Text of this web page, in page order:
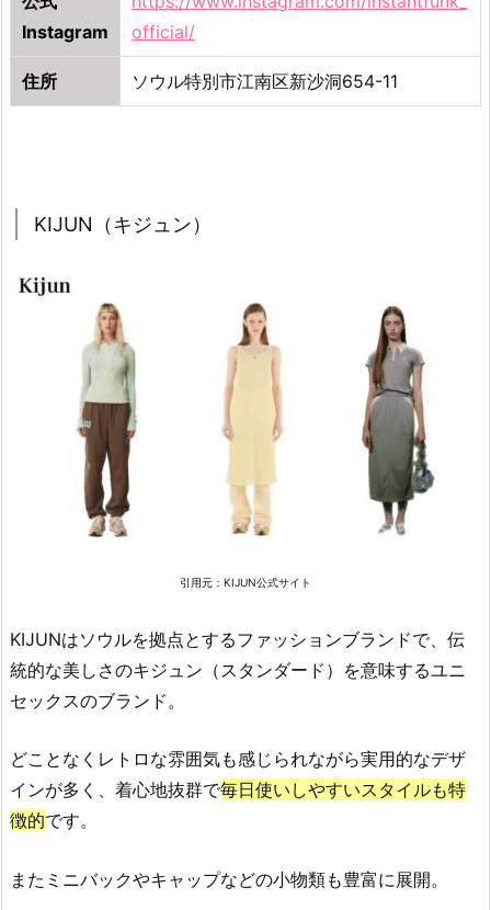
て
フ
ッ
楽
も
Instagram
official/
住所 ソウル特別市江南区新沙洞654-11
KIJUN（キジュン）
引用元：KIJUN公式サイト
KIJUNはソウルを拠点とするファッションブランドで、伝
統的な美しさのキジュン（スタンダード）を意味するユニ
セックスのブランド。
どことなくレトロな雰囲気も感じられながら実用的なデザ
インが多く、着心地抜群で毎日使いしやすいスタイルも特
徴的です。
またミニバックやキャップなどの小物類も豊富に展開。